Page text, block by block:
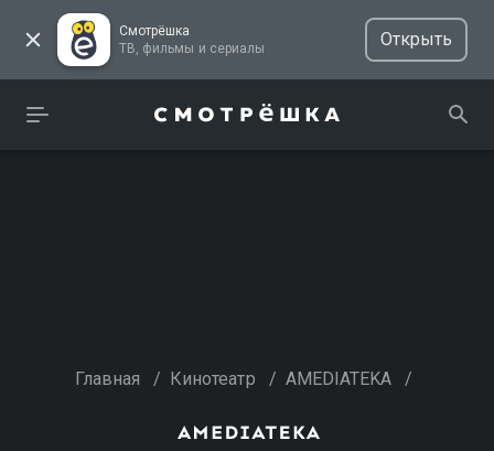
Смотрёшка
ТВ, фильмы и сериалы
Открыть
Главная / Кинотеатр / AMEDIATEKA /